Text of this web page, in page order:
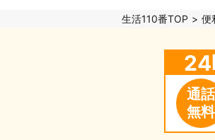
生活110番TOP 便
24
通話
無料